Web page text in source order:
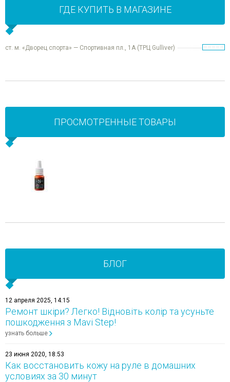
ГДЕ КУПИТЬ В МАГАЗИНЕ
ст. м. «Дворец спорта» — Спортивная пл., 1А (ТРЦ Gulliver)
ПРОСМОТРЕННЫЕ ТОВАРЫ
БЛОГ
12 апреля 2025, 14:15
Ремонт шкіри? Легко! Відновіть колір та усуньте
пошкодження з Mavi Step!
узнать больше
23 июня 2020, 18:53
Как восстановить кожу на руле в домашних
условиях за 30 минут